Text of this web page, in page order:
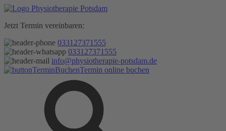
Zum
springen
Jetzt Termin vereinbaren:
033127371555
033127371555
info@physiotherapie-potsdam.de
Termin online buchen